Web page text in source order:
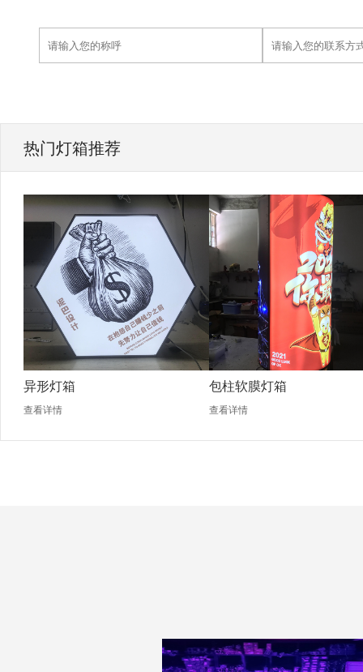
热门灯箱推荐
异形灯箱
查看详情
包柱软膜灯箱
查看详情